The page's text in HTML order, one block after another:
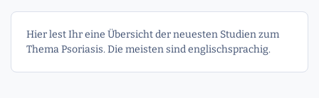
Hier lest Ihr eine Übersicht der neuesten Studien zum
Thema Psoriasis. Die meisten sind englischsprachig.